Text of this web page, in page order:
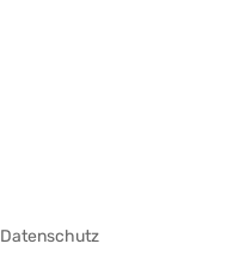
Datenschutz